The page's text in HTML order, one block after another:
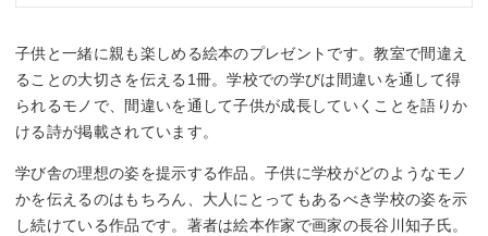
子供と一緒に親も楽しめる絵本のプレゼントです。教室で間違え
ることの大切さを伝える1冊。学校での学びは間違いを通して得
られるモノで、間違いを通して子供が成長していくことを語りか
ける詩が掲載されています。
学び舎の理想の姿を提示する作品。子供に学校がどのようなモノ
かを伝えるのはもちろん、大人にとってもあるべき学校の姿を示
し続けている作品です。著者は絵本作家で画家の長谷川知子氏。